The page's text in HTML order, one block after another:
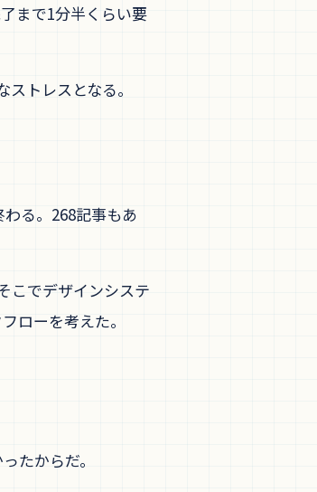
まで1分半くらい要
トレスとなる。
る。268記事もあ
こでデザインシステ
ローを考えた。
たからだ。